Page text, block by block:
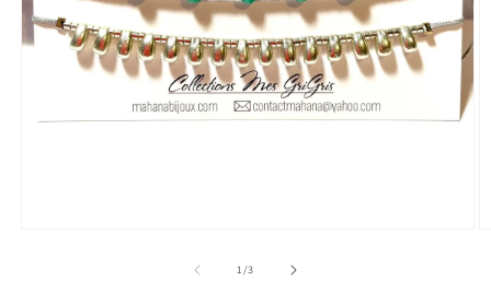
1/de
3